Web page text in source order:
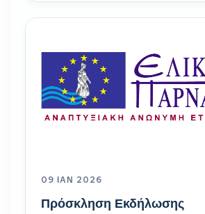
09 ΙΑΝ 2026
Πρόσκληση Εκδήλωσης